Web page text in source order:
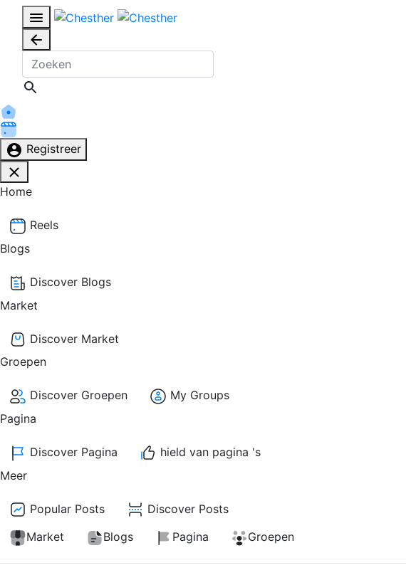
Registreer
Home
Reels
Blogs
Discover Blogs
Market
Discover Market
Groepen
Discover Groepen
My Groups
Pagina
Discover Pagina
hield van pagina 's
Meer
Popular Posts
Discover Posts
Market
Blogs Pagina Groepen